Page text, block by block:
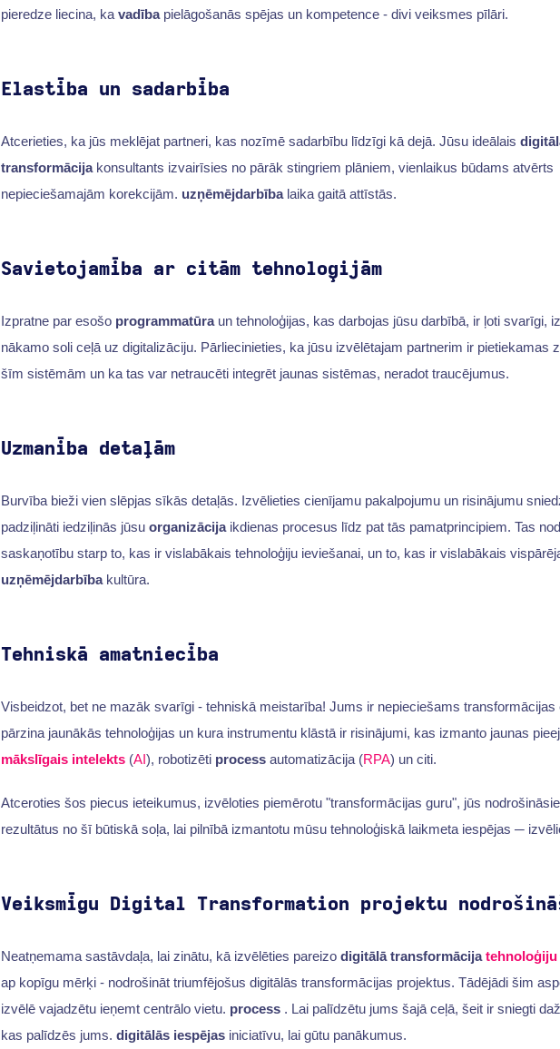
pieredze liecina, ka vadībapielāgošanās spējas un kompetence - divi veiksmes pīlāri.
Elastība un sadarbība
Atcerieties, ka jūs meklējat partneri, kas nozīmē sadarbību līdzīgi kā dejā. Jūsu ideālais
transformācijakonsultants izvairīsies no pārāk stingriem plāniem, vienlaikus būdams atvērts
nepieciešamajām korekcijām. uzņēmējdarbībalaika gaitā attīstās.
Savietojamība ar citām tehnoloģijām
Izpratne par esošo programmatūraun tehnoloģijas, kas darbojas jūsu darbībā, ir ļoti svarīgi,
nākamo soli ceļā uz digitalizāciju. Pārliecinieties, ka jūsu izvēlētajam partnerim ir pietiekamas
šīm sistēmām un ka tas var netraucēti integrēt jaunas sistēmas, neradot traucējumus.
Uzmanība detaļām
Burvība bieži vien slēpjas sīkās detaļās. Izvēlieties cienījamu pakalpojumu un risinājumu
padziļināti iedziļinās jūsu organizācijaikdienas procesus līdz pat tās pamatprincipiem. Tas
saskaņotību starp to, kas ir vislabākais tehnoloģiju ieviešanai, un to, kas ir vislabākais
uzņēmējdarbībakultūra.
Tehniskā amatniecība
Visbeidzot, bet ne mazāk svarīgi - tehniskā meistarība! Jums ir nepieciešams
pārzina jaunākās tehnoloģijas un kura instrumentu klāstā ir risinājumi, kas izmanto jaunas
mākslīgais intelekts(AI), robotizēti processautomatizācija (RPA) un citi.
Atceroties šos piecus ieteikumus, izvēloties piemērotu "transformācijas guru", jūs
rezultātus no šī būtiskā soļa, lai pilnībā izmantotu mūsu tehnoloģiskā laikmeta iespējas ─
Veiksmīgu Digital Transformation projektu
Neatņemama sastāvdaļa, lai zinātu, kā izvēlēties pareizo digitālā transformācija
ap kopīgu mērķi - nodrošināt triumfējošus digitālās transformācijas projektus. Tādējādi šim
izvēlē vajadzētu ieņemt centrālo vietu. process. Lai palīdzētu jums šajā ceļā, šeit ir sniegti
kas palīdzēs jums. digitālās iespējasiniciatīvu, lai gūtu panākumus.